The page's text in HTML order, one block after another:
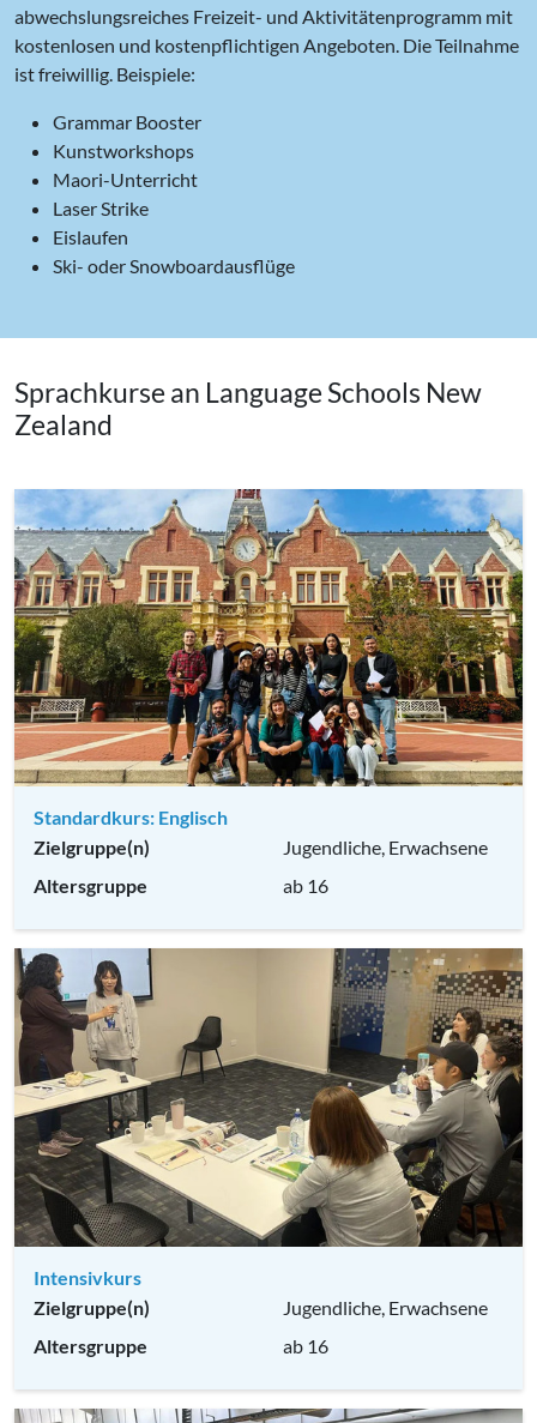
abwechslungsreiches Freizeit- und Aktivitätenprogramm mit
kostenlosen und kostenpflichtigen Angeboten. Die Teilnahme
ist freiwillig. Beispiele:
Grammar Booster
Kunstworkshops
Maori-Unterricht
Laser Strike
Eislaufen
Ski- oder Snowboardausflüge
Sprachkurse an Language Schools New
Zealand
Standardkurs: Englisch
Zielgruppe(n)
Jugendliche, Erwachsene
Altersgruppe
ab 16
Intensivkurs
Zielgruppe(n)
Jugendliche, Erwachsene
Altersgruppe
ab 16